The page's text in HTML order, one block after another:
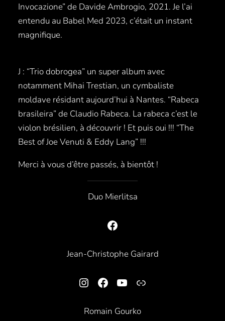
Invocazione” de Davide Ambrogio, 2021. Je l’ai
entendu au Babel Med 2023, c’était un instant
magnifique.
J : “Trio dobrogea” un super album avec
notamment Mihai Trestian, un cymbaliste
moldave résidant aujourd’hui à Nantes. “Rabeca
brasileira” de Claudio Rabeca. La rabeca c’est le
violon brésilien, à découvrir ! Et puis oui !!! “The
Best of Joe Venuti & Eddy Lang” !!!
Merci à vous d’être passés, à bientôt !
Duo Mierlitsa
Facebook
Jean-Christophe Gairard
Instagram
Facebook
YouTube
Lien
Romain Gourko